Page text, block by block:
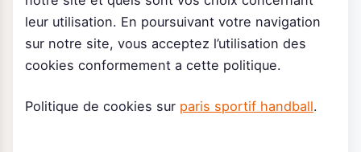
leur utilisation. En poursuivant votre navigation
sur notre site, vous acceptez l’utilisation des
cookies conformement a cette politique.
Politique de cookies sur paris sportif handball.